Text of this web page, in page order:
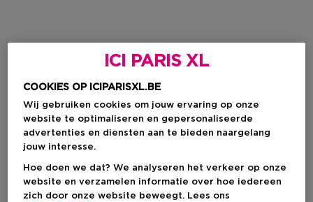
ICI PARIS XL
COOKIES OP ICIPARISXL.BE
Wij gebruiken cookies om jouw ervaring op onze
website te optimaliseren en gepersonaliseerde
advertenties en diensten aan te bieden naargelang
jouw interesse.
Hoe doen we dat? We analyseren het verkeer op onze
website en verzamelen informatie over hoe iedereen
zich door onze website beweegt. Lees ons